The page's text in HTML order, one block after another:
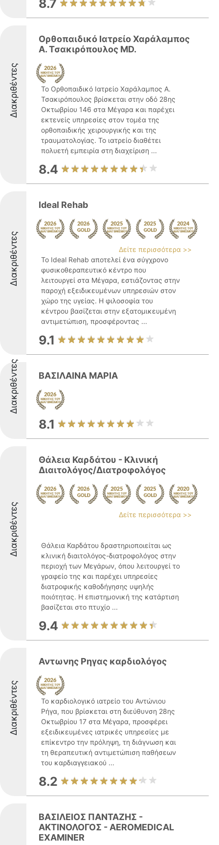
8.7
Διακριθέντες
Ορθοπαιδικό Ιατρείο Χαράλαμπος
Α. Τσακιρόπουλος MD.
Το Ορθοπαιδικό Ιατρείο Χαράλαμπος Α.
Τσακιρόπουλος βρίσκεται στην οδό 28ης
Οκτωβρίου 146 στα Μέγαρα και παρέχει
εκτενείς υπηρεσίες στον τομέα της
ορθοπαιδικής χειρουργικής και της
τραυματολογίας. Το ιατρείο διαθέτει
πολυετή εμπειρία στη διαχείριση ...
8.4
Διακριθέντες
Ideal Rehab
Δείτε περισσότερα >>
Το Ideal Rehab αποτελεί ένα σύγχρονο
φυσικοθεραπευτικό κέντρο που
λειτουργεί στα Μέγαρα, εστιάζοντας στην
παροχή εξειδικευμένων υπηρεσιών στον
χώρο της υγείας. Η φιλοσοφία του
κέντρου βασίζεται στην εξατομικευμένη
αντιμετώπιση, προσφέροντας ...
9.1
Διακριθέντες ΒΑΣΙΛΑΙΝΑ ΜΑΡΙΑ
8.1
Διακριθέντες
Θάλεια Καρδάτου - Κλινική
Διαιτολόγος/Διατροφολόγος
Δείτε περισσότερα >>
Θάλεια Καρδάτου δραστηριοποιείται ως
κλινική διαιτολόγος-διατροφολόγος στην
περιοχή των Μεγάρων, όπου λειτουργεί το
γραφείο της και παρέχει υπηρεσίες
διατροφικής καθοδήγησης υψηλής
ποιότητας. Η επιστημονική της κατάρτιση
βασίζεται στο πτυχίο ...
9.4
Διακριθέντες
Αντωνης Ρηγας καρδιολόγος
Το καρδιολογικό ιατρείο του Αντώνιου
Ρήγα, που βρίσκεται στη διεύθυνση 28ης
Οκτωβρίου 17 στα Μέγαρα, προσφέρει
εξειδικευμένες ιατρικές υπηρεσίες με
επίκεντρο την πρόληψη, τη διάγνωση και
τη θεραπευτική αντιμετώπιση παθήσεων
του καρδιαγγειακού ...
8.2
ΒΑΣΙΛΕΙΟΣ ΠΑΝΤΑΖΗΣ -
ΑΚΤΙΝΟΛΟΓΟΣ - AEROMEDICAL
EXAMINER